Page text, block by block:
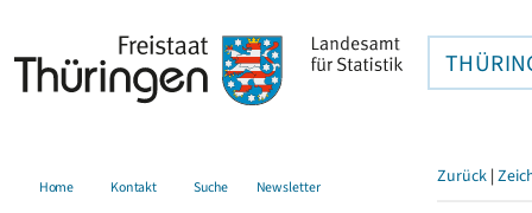
Home Kontakt Suche Newsletter Zurück |